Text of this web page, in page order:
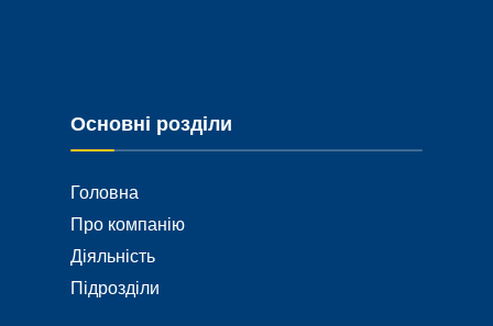
Основні розділи
Головна
Про компанію
Діяльність
Підрозділи